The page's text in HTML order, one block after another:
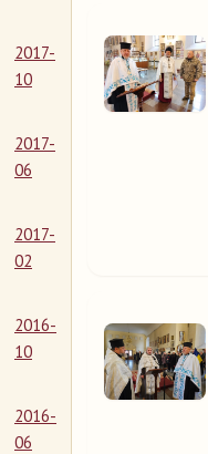
2017-
10
2017-
06
2017-
02
2016-
10
2016-
06